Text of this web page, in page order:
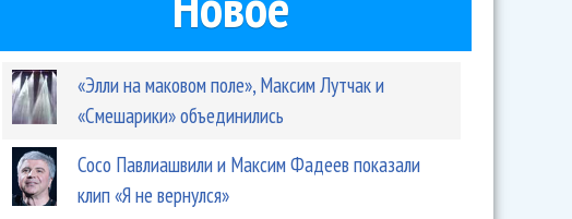
«Элли на маковом поле», Максим Лутчак и
«Смешарики» объединились
Сосо Павлиашвили и Максим Фадеев показали
клип «Я не вернулся»